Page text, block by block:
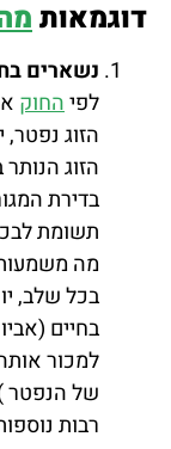
דוגמאות
נשארים
לפיהחוק
הזוג
הזוג
בדירת
תשומת
מה
בכל שלב,
בחיים
למכור
של הנפטר
רבות